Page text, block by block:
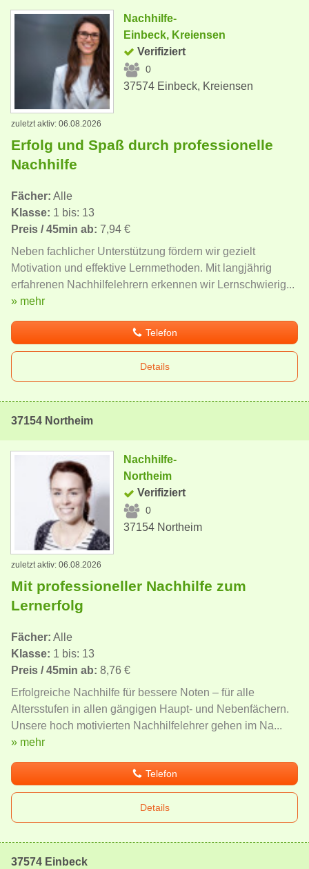
Nachhilfe-
Einbeck, Kreiensen
Verifiziert
0
37574 Einbeck, Kreiensen
zuletzt aktiv: 06.08.2026
Erfolg und Spaß durch professionelle
Nachhilfe
Fächer: Alle
Klasse: 1 bis: 13
Preis / 45min ab: 7,94 €
Neben fachlicher Unterstützung fördern wir gezielt
Motivation und effektive Lernmethoden. Mit langjährig
erfahrenen Nachhilfelehrern erkennen wir Lernschwierig...
» mehr
Telefon
Details
37154 Northeim
Nachhilfe-
Northeim
Verifiziert
0
37154 Northeim
zuletzt aktiv: 06.08.2026
Mit professioneller Nachhilfe zum
Lernerfolg
Fächer: Alle
Klasse: 1 bis: 13
Preis / 45min ab: 8,76 €
Erfolgreiche Nachhilfe für bessere Noten – für alle
Altersstufen in allen gängigen Haupt- und Nebenfächern.
Unsere hoch motivierten Nachhilfelehrer gehen im Na...
» mehr
Telefon
Details
37574 Einbeck